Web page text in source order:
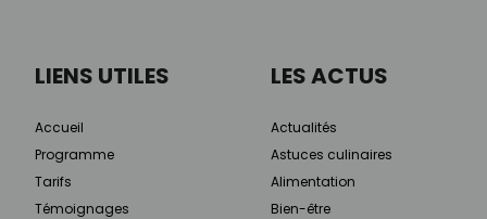
LIENS UTILES
Accueil
Programme
Tarifs
Témoignages
LES ACTUS
Actualités
Astuces culinaires
Alimentation
Bien-être